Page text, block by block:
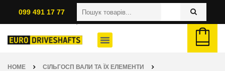
099 491 17 77
HOME
СІЛЬГОСП ВАЛИ ТА ЇХ ЕЛЕМЕНТИ